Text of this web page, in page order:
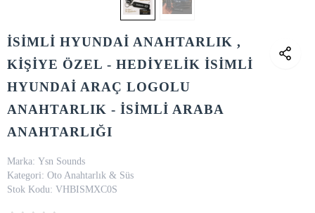
İSİMLİ HYUNDAİ ANAHTARLIK ,
KİŞİYE ÖZEL - HEDİYELİK İSİMLİ
HYUNDAİ ARAÇ LOGOLU
ANAHTARLIK - İSİMLİ ARABA
ANAHTARLIĞI
Marka: Ysn Sounds
Kategori: Oto Anahtarlık & Süs
Stok Kodu: VHBISMXC0S